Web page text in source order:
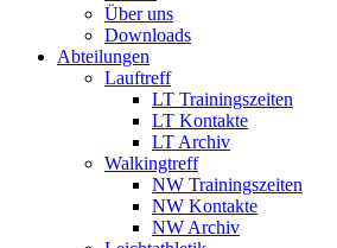
Über uns
Downloads
Abteilungen
Lauftreff
LT Trainingszeiten
LT Kontakte
LT Archiv
Walkingtreff
NW Trainingszeiten
NW Kontakte
NW Archiv